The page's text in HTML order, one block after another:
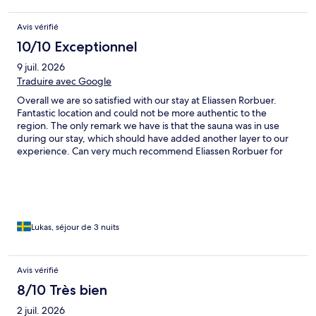
Avis vérifié
10/10 Exceptionnel
9 juil. 2026
Traduire avec Google
Overall we are so satisfied with our stay at Eliassen Rorbuer.
Fantastic location and could not be more authentic to the
region. The only remark we have is that the sauna was in use
during our stay, which should have added another layer to our
experience. Can very much recommend Eliassen Rorbuer for
Lukas, séjour de 3 nuits
Avis vérifié
8/10 Très bien
2 juil. 2026